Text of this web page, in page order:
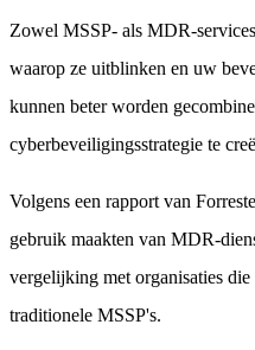
Zowel MSSP- als MDR-
waarop ze uitblinken en uw
kunnen beter worden
cyberbeveiligingsstrategie te
Volgens een rapport van
gebruik maakten van MDR-
vergelijking met organisaties
traditionele MSSP's.